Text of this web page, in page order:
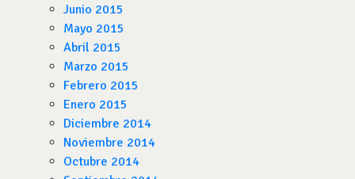
Junio 2015
Mayo 2015
Abril 2015
Marzo 2015
Febrero 2015
Enero 2015
Diciembre 2014
Noviembre 2014
Octubre 2014